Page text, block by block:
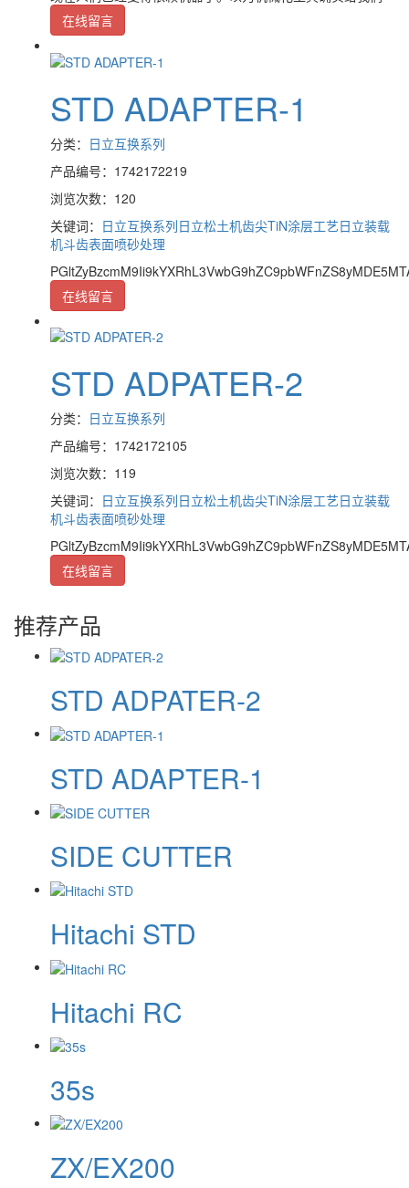
在线留言
STD ADAPTER-1
分类： 日立互换系列
产品编号：1742172219
浏览次数：120
关键词： 日立互换系列日立松土机齿尖TiN涂层工艺日立装载
机斗齿表面喷砂处理
在线留言
STD ADPATER-2
分类： 日立互换系列
产品编号：1742172105
浏览次数：119
关键词： 日立互换系列日立松土机齿尖TiN涂层工艺日立装载
机斗齿表面喷砂处理
在线留言
推荐产品
STD ADPATER-2
STD ADAPTER-1
SIDE CUTTER
Hitachi STD
Hitachi RC
35s
ZX/EX200